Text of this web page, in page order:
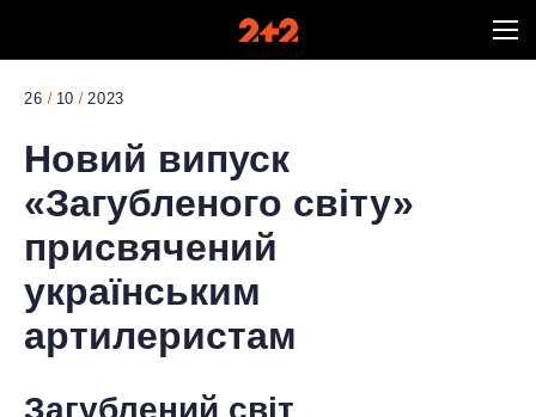
26 10 2023
Новий випуск
«Загубленого світу»
присвячений
українським
артилеристам
Загублений світ